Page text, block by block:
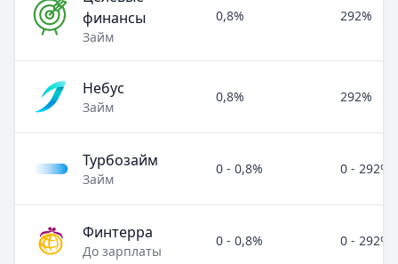
финансы
Займ
0,8% 292%
Небус
Займ
0,8% 292%
Турбозайм
Займ
0 - 0,8% 0 - 292%
Финтерра
До зарплаты
0 - 0,8% 0 - 292%